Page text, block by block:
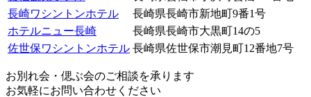
長崎ワシントンホテル
長崎県長崎市新地町9番1号
ホテルニュー長崎
長崎県長崎市大黒町14の5
佐世保ワシントンホテル 長崎県佐世保市潮見町12番地7号
お別れ会・偲ぶ会のご相談を承ります
お気軽にお問い合わせください